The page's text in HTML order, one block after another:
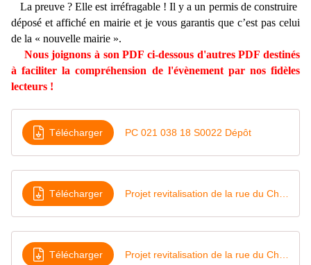
La preuve ? Elle est irréfragable ! Il y a un permis de construire
déposé et affiché en mairie et je vous garantis que c’est pas celui
de la « nouvelle mairie ».
Nous joignons à son PDF ci-dessous d'autres PDF destinés
à faciliter la compréhension de l'évènement par nos fidèles
lecteurs !
Télécharger PC 021 038 18 S0022 Dépôt
Télécharger
Télécharger